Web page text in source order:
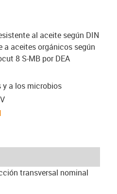
al aceite según DIN
a aceites orgánicos según
8 S-MB por DEA
y a los microbios
transversal nominal